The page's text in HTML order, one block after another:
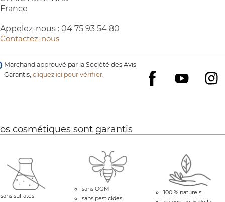
France
Appelez-nous : 04 75 93 54 80
Contactez-nous
Facebook
YouTube
Marchand approuvé par la Société des Avis
Garantis,cliquez ici pour vérifier.
cosmétiques sont garantis
sans sulfates
sans OGM
sans pesticides
100 % naturels